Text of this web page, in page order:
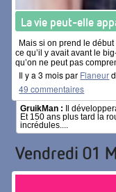
La vie peut-elle
Mais si on prend le
ce qu’il y avait avant le
qu’on ne peut pas
Il y a 3 mois par Flaneur
49 commentaires
GruikMan : Il
Et 150 ans plus tard la
incrédules....
Vendredi 01